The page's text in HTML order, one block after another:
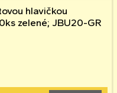
hlavičkou
zelené; JBU20-GR